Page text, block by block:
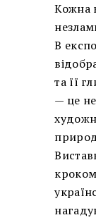
Кожна
В
та її
— це